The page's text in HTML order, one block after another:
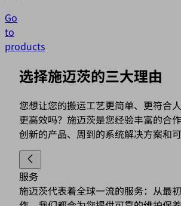
Go
to
products
选择施迈茨的三大理由
您想让您的搬运工艺更简单、更符合
更高效吗？施迈茨是您经验丰富的合
创新的产品、周到的系统解决方案和可
服务
施迈茨代表着全球一流的服务：从最